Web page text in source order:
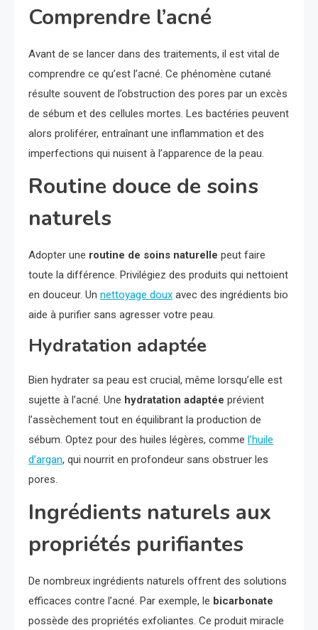
Comprendre l’acné
Avant de se lancer dans des traitements, il est vital de
comprendre ce qu’est l’acné. Ce phénomène cutané
résulte souvent de l’obstruction des pores par un excès
de sébum et des cellules mortes. Les bactéries peuvent
alors proliférer, entraînant une inflammation et des
imperfections qui nuisent à l’apparence de la peau.
Routine douce de soins
naturels
Adopter une routine de soins naturelle peut faire
toute la différence. Privilégiez des produits qui nettoient
en douceur. Un nettoyage doux avec des ingrédients bio
aide à purifier sans agresser votre peau.
Hydratation adaptée
Bien hydrater sa peau est crucial, même lorsqu’elle est
sujette à l’acné. Une hydratation adaptée prévient
l’assèchement tout en équilibrant la production de
sébum. Optez pour des huiles légères, comme l’huile
d’argan, qui nourrit en profondeur sans obstruer les
pores.
Ingrédients naturels aux
propriétés purifiantes
De nombreux ingrédients naturels offrent des solutions
efficaces contre l’acné. Par exemple, le bicarbonate
possède des propriétés exfoliantes. Ce produit miracle